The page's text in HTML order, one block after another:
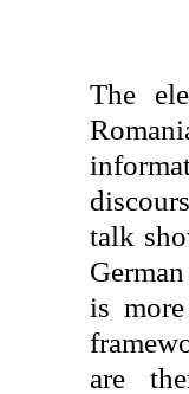
The
talk
is
are